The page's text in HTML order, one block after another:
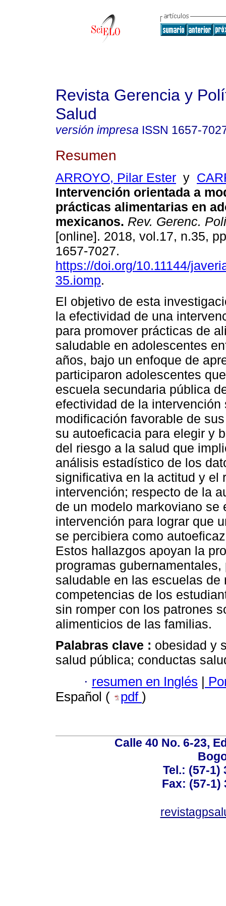
Revista Gerencia y
Salud
versión impresa ISSN 1657-
Resumen
ARROYO, Pilar Ester y
Intervención orientada a
prácticas alimentarias en
mexicanos. Rev. Gerenc.
[online]. 2018, vol.17, n.35,
1657-7027.
https://doi.org/10.11144/
35.iomp.
El objetivo de esta
la efectividad de una
para promover prácticas de
saludable en adolescentes
años, bajo un enfoque de
participaron adolescentes
escuela secundaria pública
efectividad de la
modificación favorable de
su autoeficacia para elegir y
del riesgo a la salud que
análisis estadístico de los
significativa en la actitud y el
intervención; respecto de la
de un modelo markoviano
intervención para lograr que
se percibiera como
Estos hallazgos apoyan la
programas
saludable en las escuelas
competencias de los
sin romper con los patrones
alimenticios de las familias.
Palabras clave : obesidad y
salud pública; conductas
· resumen en Inglés |
Español (
pdf )
Calle 40 No. 6-23,
Tel.: (57-1)
Fax: (57-1)